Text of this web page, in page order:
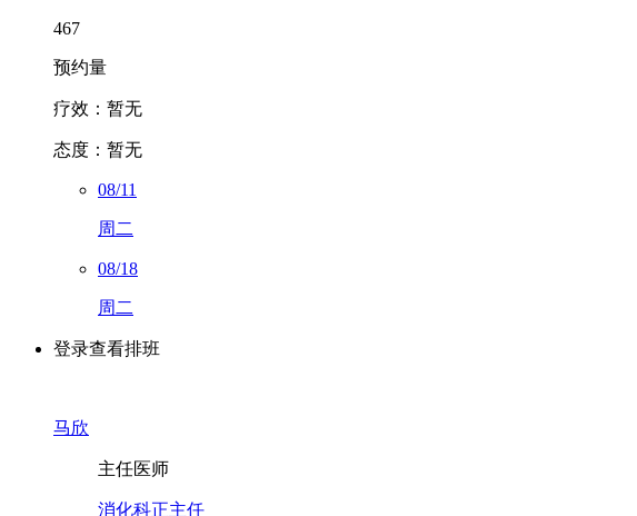
467
预约量
疗效： 暂无
态度： 暂无
08/11
周二
08/18
周二
登录查看排班
马欣
主任医师
消化科正主任